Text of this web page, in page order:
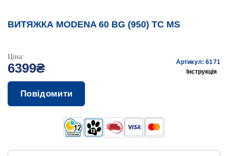
ВИТЯЖКА MODENA 60 BG (950) TC MS
Ціна:
6399₴
Артикул: 6171
Інструкція
Повідомити